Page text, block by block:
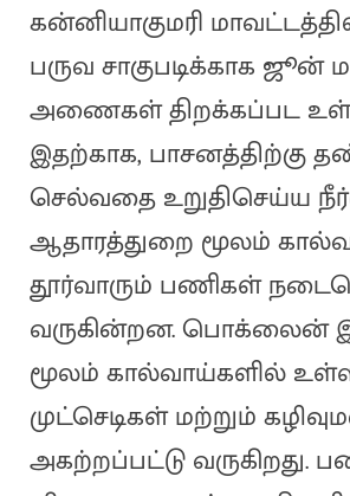
கன்னியாகுமரி
பருவ சாகுபடிக்காக ஜூன்
அணைகள் திறக்கப்பட
இதற்காக, பாசனத்திற்கு
செல்வதை உறுதிசெய்ய
ஆதாரத்துறை மூலம்
தூர்வாரும் பணிகள்
வருகின்றன. பொக்லைன்
மூலம் கால்வாய்களில்
முட்செடிகள் மற்றும்
அகற்றப்பட்டு வருகிறது.